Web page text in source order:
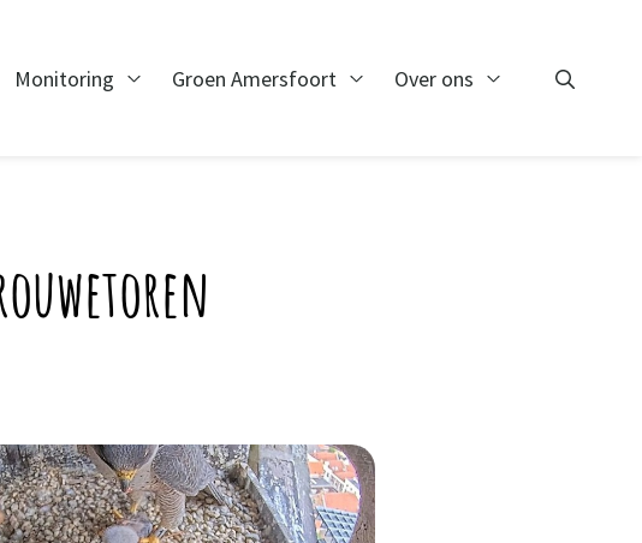
Monitoring
Open Monitoring
Groen Amersfoort
Open Groen Amersfoort
Over ons
Open Over ons
Zoeken